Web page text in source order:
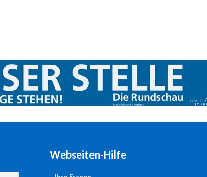
Webseiten-Hilfe